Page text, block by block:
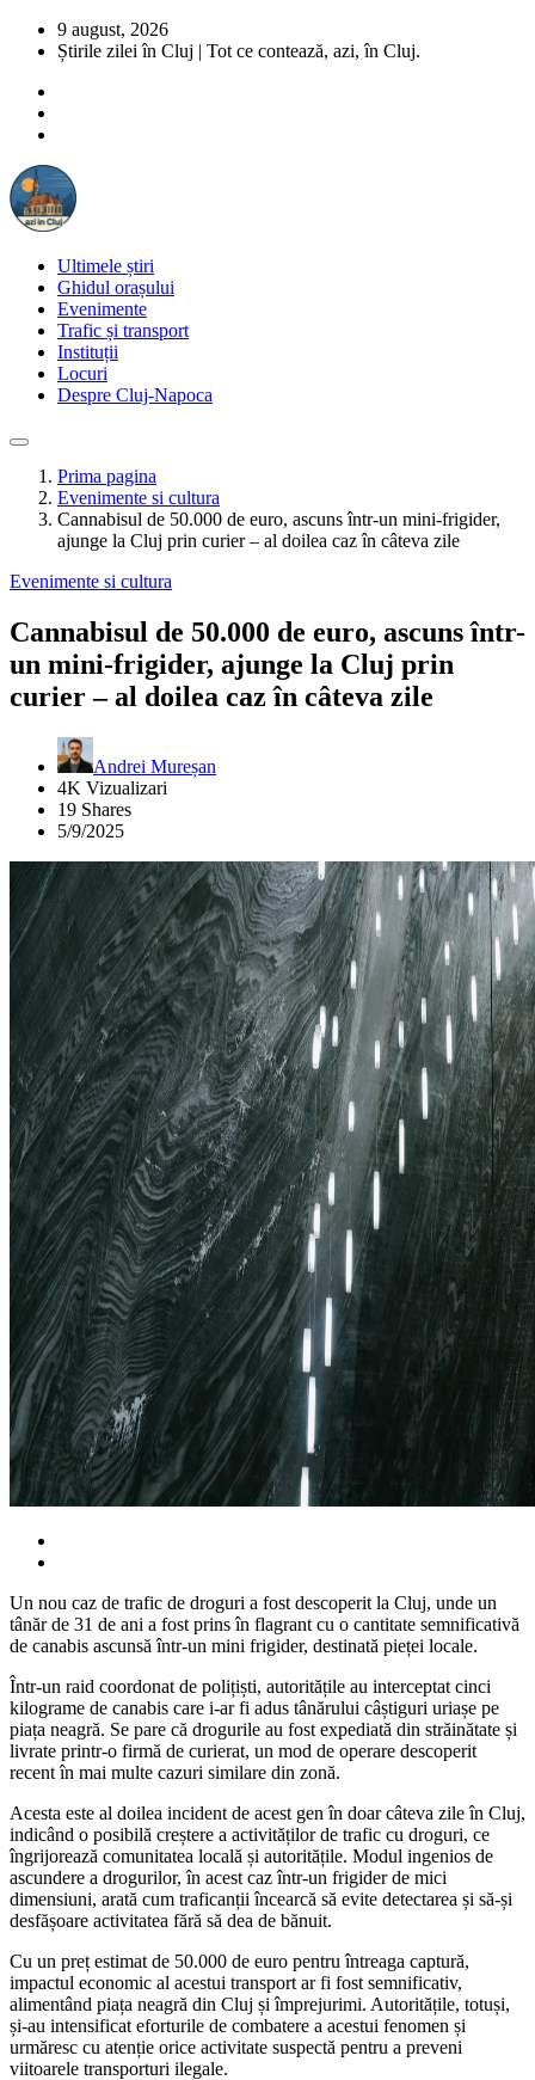
9 august, 2026
Știrile zilei în Cluj | Tot ce contează, azi, în Cluj.
Ultimele știri
Ghidul orașului
Evenimente
Trafic și transport
Instituții
Locuri
Despre Cluj-Napoca
Prima pagina
Evenimente si cultura
Cannabisul de 50.000 de euro, ascuns într-un mini-frigider,
ajunge la Cluj prin curier – al doilea caz în câteva zile
Evenimente si cultura
Cannabisul de 50.000 de euro, ascuns într-
un mini-frigider, ajunge la Cluj prin
curier – al doilea caz în câteva zile
Andrei Mureșan
4K Vizualizari
19 Shares
5/9/2025
Un nou caz de trafic de droguri a fost descoperit la Cluj, unde un
tânăr de 31 de ani a fost prins în flagrant cu o cantitate semnificativă
de canabis ascunsă într-un mini frigider, destinată pieței locale.
Într-un raid coordonat de polițiști, autoritățile au interceptat cinci
kilograme de canabis care i-ar fi adus tânărului câștiguri uriașe pe
piața neagră. Se pare că drogurile au fost expediată din străinătate și
livrate printr-o firmă de curierat, un mod de operare descoperit
recent în mai multe cazuri similare din zonă.
Acesta este al doilea incident de acest gen în doar câteva zile în Cluj,
indicând o posibilă creștere a activităților de trafic cu droguri, ce
îngrijorează comunitatea locală și autoritățile. Modul ingenios de
ascundere a drogurilor, în acest caz într-un frigider de mici
dimensiuni, arată cum traficanții încearcă să evite detectarea și să-și
desfășoare activitatea fără să dea de bănuit.
Cu un preț estimat de 50.000 de euro pentru întreaga captură,
impactul economic al acestui transport ar fi fost semnificativ,
alimentând piața neagră din Cluj și împrejurimi. Autoritățile, totuși,
și-au intensificat eforturile de combatere a acestui fenomen și
urmăresc cu atenție orice activitate suspectă pentru a preveni
viitoarele transporturi ilegale.